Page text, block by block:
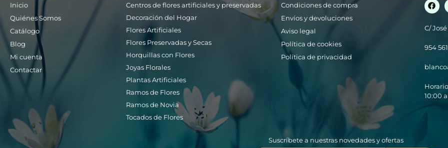
Inicio
Quiénes Somos
Catálogo
Blog
Mi cuenta
Contactar
Centros de flores artificiales y preservadas
Decoración del Hogar
Flores Artificiales
Flores Preservadas y Secas
Horquillas con Flores
Joyas Florales
Plantas Artificiales
Ramos de Flores
Ramos de Novia
Tocados de Flores
Condiciones de compra
Envíos y devoluciones
Aviso legal
Política de cookies
Política de privacidad
C/
954
10:00
Suscríbete a nuestras novedades y ofertas